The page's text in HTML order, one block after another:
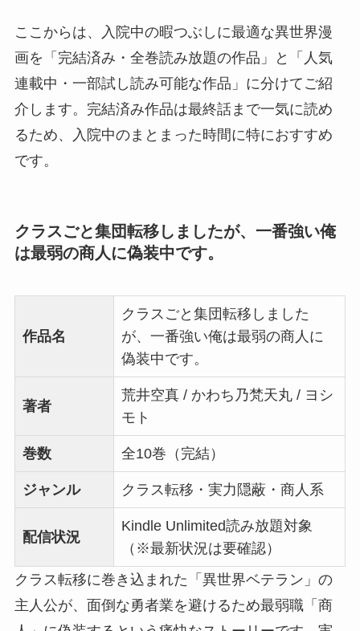
ここからは、入院中の暇つぶしに最適な異世界漫
画を「完結済み・全巻読み放題の作品」と「人気
連載中・一部試し読み可能な作品」に分けてご紹
介します。完結済み作品は最終話まで一気に読め
るため、入院中のまとまった時間に特におすすめ
です。
クラスごと集団転移しましたが、一番強い俺
は最弱の商人に偽装中です。
作品名
クラスごと集団転移しました
が、一番強い俺は最弱の商人に
偽装中です。
著者
荒井空真 / かわち乃梵天丸 / ヨシ
モト
巻数 全10巻（完結）
ジャンル クラス転移・実力隠蔽・商人系
配信状況
Kindle Unlimited読み放題対象
（※最新状況は要確認）
クラス転移に巻き込まれた「異世界ベテラン」の
主人公が、面倒な勇者業を避けるため最弱職「商